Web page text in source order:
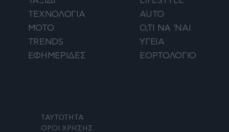
ΤΕΧΝΟΛΟΓΙΑ
AUTO
ΜΟΤΟ
Ο,ΤΙ ΝΑ 'ΝΑΙ
TRENDS
ΥΓΕΙΑ
ΕΦΗΜΕΡΙΔΕΣ
ΕΟΡΤΟΛΟΓΙΟ
ΤΑΥΤΟΤΗΤΑ
ΟΡΟΙ ΧΡΗΣΗΣ